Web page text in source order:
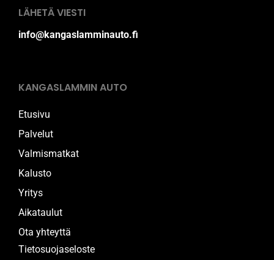
LÄHETÄ VIESTI
info@kangaslamminauto.fi
KANGASLAMMIN AUTO
Etusivu
Palvelut
Valmismatkat
Kalusto
Yritys
Aikataulut
Ota yhteyttä
Tietosuojaseloste